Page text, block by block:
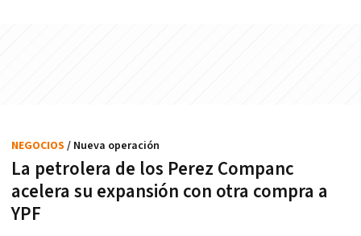
La petrolera de los Perez Companc
acelera su expansión con otra compra a
YPF
NEGOCIOS / Nueva operación